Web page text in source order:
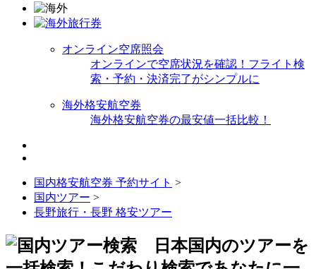
オンライン空席照会
オンラインで空席状況を確認！フライト検
索・予約・決済完了がシンプルに
海外格安航空券
海外格安航空券の最安値一括比較！
国内格安航空券 予約サイト >
国内ツアー >
長野旅行・長野 格安ツアー